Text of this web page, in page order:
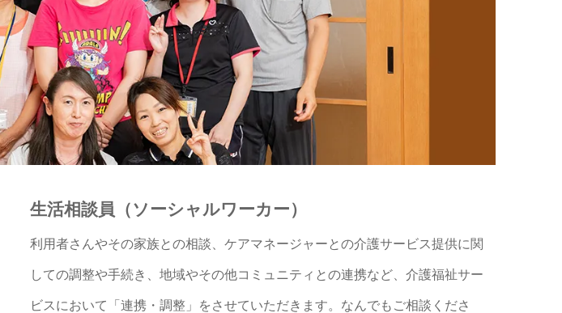
生活相談員（ソーシャルワーカー）
利用者さんやその家族との相談、ケアマネージャーとの介護サービス提供に関
しての調整や手続き、地域やその他コミュニティとの連携など、介護福祉サー
ビスにおいて「連携・調整」をさせていただきます。なんでもご相談くださ